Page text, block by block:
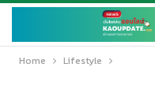
Home Lifestyle